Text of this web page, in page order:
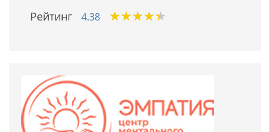
Рейтинг
4.38 ★★★★★
★★★★★